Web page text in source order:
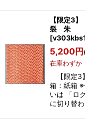
【限定3
裂 朱 *
[
5,200円
在庫わずか
【限
箱：紙箱
いは 「ロ
に切り替